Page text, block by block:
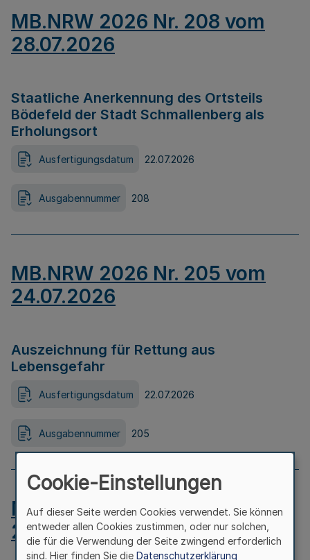
MB.NRW 2026 Nr. 208 vom
28.07.2026
Staatliche Anerkennung des Ortsteils
Bödefeld der Stadt Schmallenberg als
Erholungsort
Ausfertigungsdatum 22.07.2026
Ausgabennummer 208
MB.NRW 2026 Nr. 205 vom
24.07.2026
Auszeichnung für Rettung aus
Lebensgefahr
Ausfertigungsdatum 22.07.2026
Ausgabennummer 205
MB.NRW 2026 Nr. 204 vom
24.07.2026
Cookie-Einstellungen
Auf dieser Seite werden Cookies verwendet. Sie können
entweder allen Cookies zustimmen, oder nur solchen,
die für die Verwendung der Seite zwingend erforderlich
sind. Hier finden Sie die Datenschutzerklärung